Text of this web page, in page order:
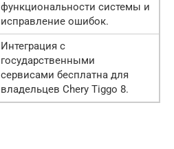
функциональности системы и
исправление ошибок.
Интеграция с
государственными
сервисами бесплатна для
владельцев Chery Tiggo 8.